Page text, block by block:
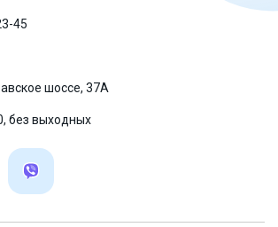
45
шоссе, 37А
без выходных